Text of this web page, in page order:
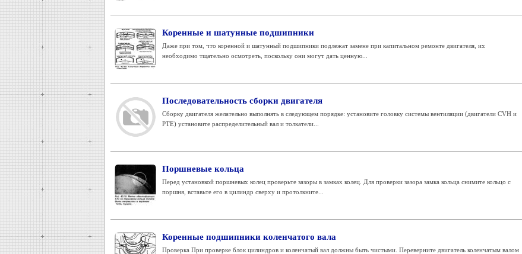
Коренные и шатунные подшипники
Даже при том, что коренной и шатунный подшипники подлежат замене при капитальном ремонте двигателя, их
необходимо тщательно осмотреть, поскольку они могут дать ценную...
Последовательность сборки двигателя
Сборку двигателя желательно выполнять в следующем порядке: установите головку системы вентиляции (двигатели CVH и
РТЕ) установите распределительный вал и толкатели...
Поршневые кольца
Перед установкой поршневых колец проверьте зазоры в замках колец. Для проверки зазора замка кольца снимите кольцо с
поршня, вставьте его в цилиндр сверху и протолкните...
Коренные подшипники коленчатого вала
Проверка При проверке блок цилиндров и коленчатый вал должны быть чистыми. Переверните двигатель коленчатым валом